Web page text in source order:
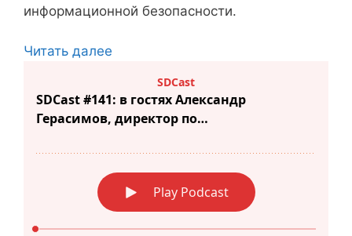
информационной безопасности.
Читать далее